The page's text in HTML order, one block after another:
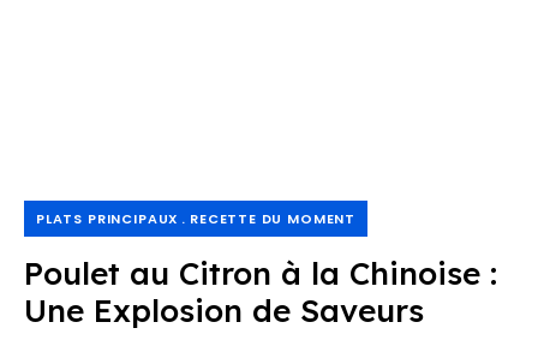
PLATS PRINCIPAUX RECETTE DU MOMENT
Poulet au Citron à la Chinoise :
Une Explosion de Saveurs